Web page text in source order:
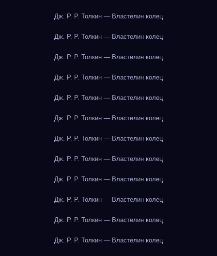
Дж. Р. Р. Толкин — Властелин колец
Дж. Р. Р. Толкин — Властелин колец
Дж. Р. Р. Толкин — Властелин колец
Дж. Р. Р. Толкин — Властелин колец
Дж. Р. Р. Толкин — Властелин колец
Дж. Р. Р. Толкин — Властелин колец
Дж. Р. Р. Толкин — Властелин колец
Дж. Р. Р. Толкин — Властелин колец
Дж. Р. Р. Толкин — Властелин колец
Дж. Р. Р. Толкин — Властелин колец
Дж. Р. Р. Толкин — Властелин колец
Дж. Р. Р. Толкин — Властелин колец